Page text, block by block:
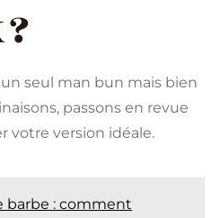
un seul man bun mais bien
passons en revue
votre version idéale.
barbe : comment